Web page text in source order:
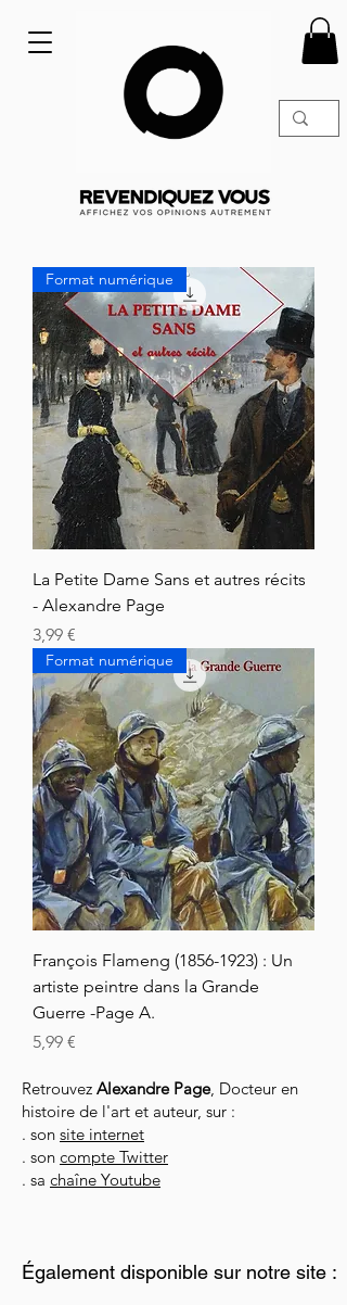
Format numérique
La Petite Dame Sans et autres récits
- Alexandre Page
Cena
3,99 €
Format numérique
François Flameng (1856-1923) : Un
artiste peintre dans la Grande
Guerre -Page A.
Cena
5,99 €
Retrouvez Alexandre Page, Docteur en
histoire de l'art et auteur, sur :
. son site internet
. son compte Twitter
. sa chaîne Youtube
Également disponible sur notre site :